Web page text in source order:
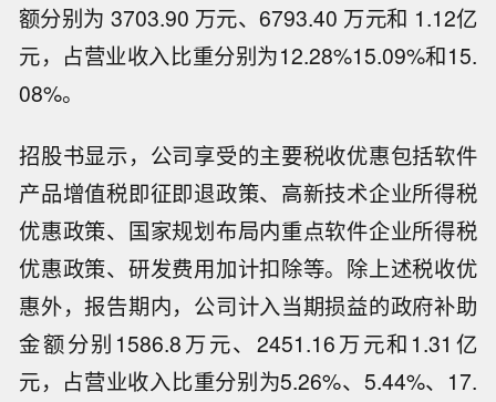
额分别为 3703.90 万元、6793.40 万元和 1.12亿
元，占营业收入比重分别为12.28%15.09%和15.
08%。
招股书显示，公司享受的主要税收优惠包括软件
产品增值税即征即退政策、高新技术企业所得税
优惠政策、国家规划布局内重点软件企业所得税
优惠政策、研发费用加计扣除等。除上述税收优
惠外，报告期内，公司计入当期损益的政府补助
金额分别1586.8万元、2451.16万元和1.31亿
元，占营业收入比重分别为5.26%、5.44%、17.